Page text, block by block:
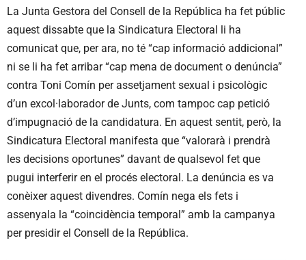
La Junta Gestora del Consell de la República ha fet públic
aquest dissabte que la Sindicatura Electoral li ha
comunicat que, per ara, no té “cap informació addicional”
ni se li ha fet arribar “cap mena de document o denúncia”
contra Toni Comín per assetjament sexual i psicològic
d’un excol·laborador de Junts, com tampoc cap petició
d’impugnació de la candidatura. En aquest sentit, però, la
Sindicatura Electoral manifesta que “valorarà i prendrà
les decisions oportunes” davant de qualsevol fet que
pugui interferir en el procés electoral. La denúncia es va
conèixer aquest divendres. Comín nega els fets i
assenyala la “coincidència temporal” amb la campanya
per presidir el Consell de la República.